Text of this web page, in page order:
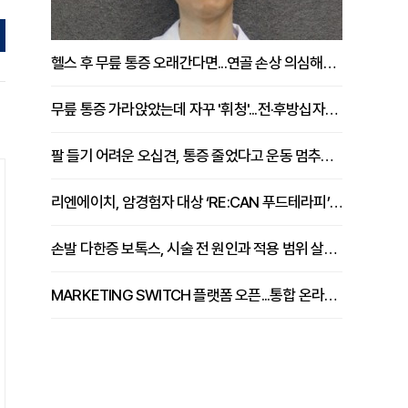
헬스 후 무릎 통증 오래간다면...연골 손상 의심해야 [김상범 원장 칼럼]
무릎 통증 가라앉았는데 자꾸 '휘청'...전·후방십자인대 파열 확인해야 [곽우경 원장 칼럼]
팔 들기 어려운 오십견, 통증 줄었다고 운동 멈추면 안 되는 이유 [이병욱 원장 칼럼]
리엔에이치, 암경험자 대상 ‘RE:CAN 푸드테라피’ 운영
손발 다한증 보톡스, 시술 전 원인과 적용 범위 살펴야 [강윤일 원장 칼럼]
MARKETING SWITCH 플랫폼 오픈...통합 온라인 마케팅 서비스 확대